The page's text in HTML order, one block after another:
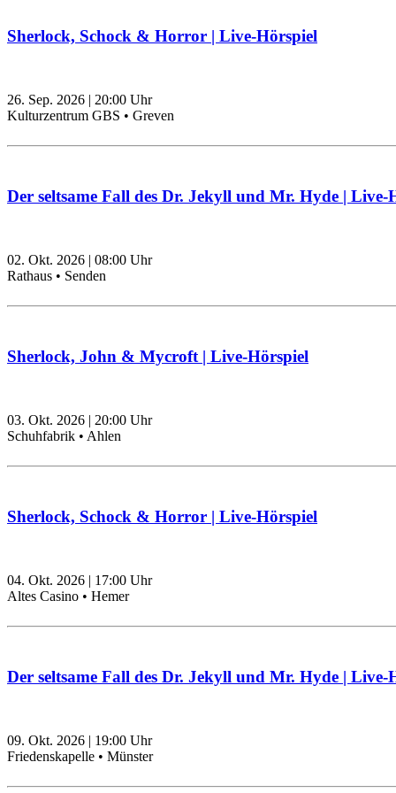
Sherlock, Schock & Horror | Live-Hörspiel
26. Sep. 2026 | 20:00 Uhr
Kulturzentrum GBS • Greven
Der seltsame Fall des Dr. Jekyll und Mr. Hyde | Live-
02. Okt. 2026 | 08:00 Uhr
Rathaus • Senden
Sherlock, John & Mycroft | Live-Hörspiel
03. Okt. 2026 | 20:00 Uhr
Schuhfabrik • Ahlen
Sherlock, Schock & Horror | Live-Hörspiel
04. Okt. 2026 | 17:00 Uhr
Altes Casino • Hemer
Der seltsame Fall des Dr. Jekyll und Mr. Hyde | Live-
09. Okt. 2026 | 19:00 Uhr
Friedenskapelle • Münster